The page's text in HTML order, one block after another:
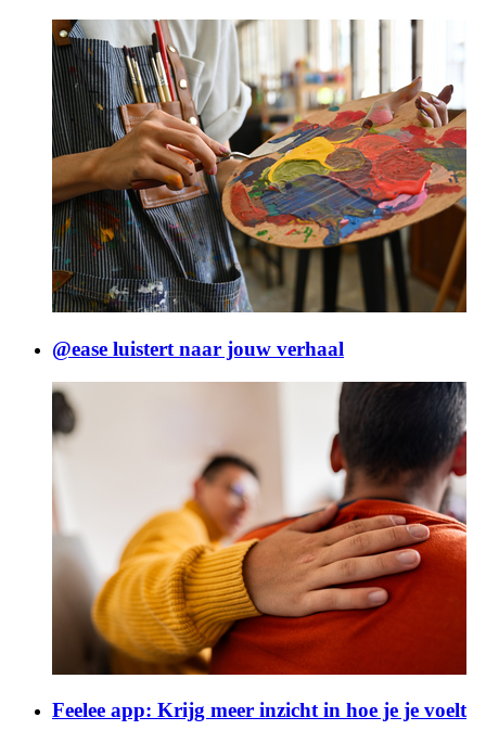
@ease luistert naar jouw verhaal
Feelee app: Krijg meer inzicht in hoe je je voelt